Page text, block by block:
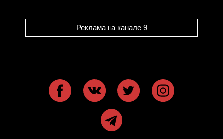
Реклама на канале 9